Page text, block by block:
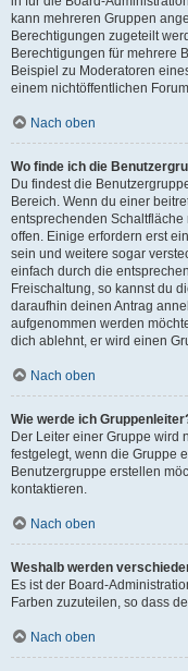
kann mehreren Gruppen
Berechtigungen zugeteilt
Berechtigungen für mehrere
Beispiel zu Moderatoren
einem nichtöffentlichen
Nach oben
Wo finde ich die
Du findest die
Bereich. Wenn du einer
entsprechenden
offen. Einige erfordern erst
sein und weitere sogar
einfach durch die
Freischaltung, so kannst du
daraufhin deinen Antrag
aufgenommen werden
dich ablehnt, er wird einen
Nach oben
Wie werde ich
Der Leiter einer Gruppe wird
festgelegt, wenn die Gruppe
Benutzergruppe erstellen
kontaktieren.
Nach oben
Weshalb werden
Es ist der Board-
Farben zuzuteilen, so dass
Nach oben